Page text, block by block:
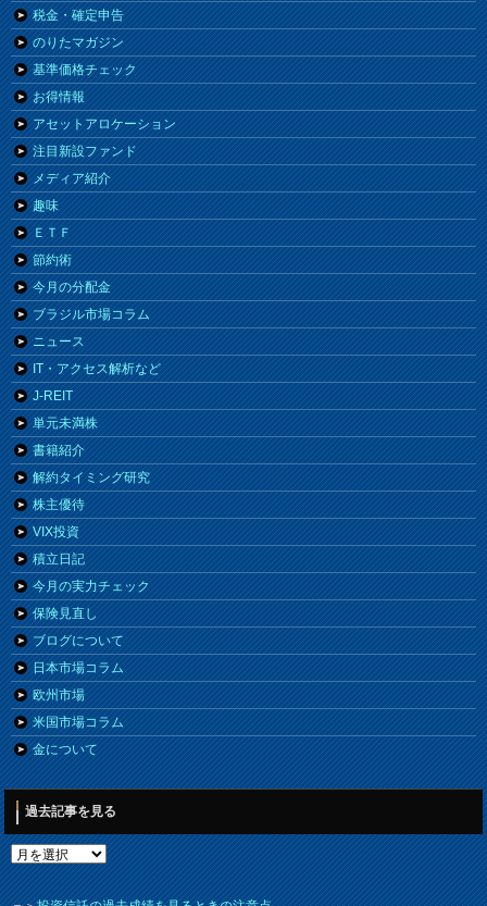
税金・確定申告
のりたマガジン
基準価格チェック
お得情報
アセットアロケーション
注目新設ファンド
メディア紹介
趣味
ＥＴＦ
節約術
今月の分配金
ブラジル市場コラム
ニュース
IT・アクセス解析など
J-REIT
単元未満株
書籍紹介
解約タイミング研究
株主優待
VIX投資
積立日記
今月の実力チェック
保険見直し
ブログについて
日本市場コラム
欧州市場
米国市場コラム
金について
過去記事を見る